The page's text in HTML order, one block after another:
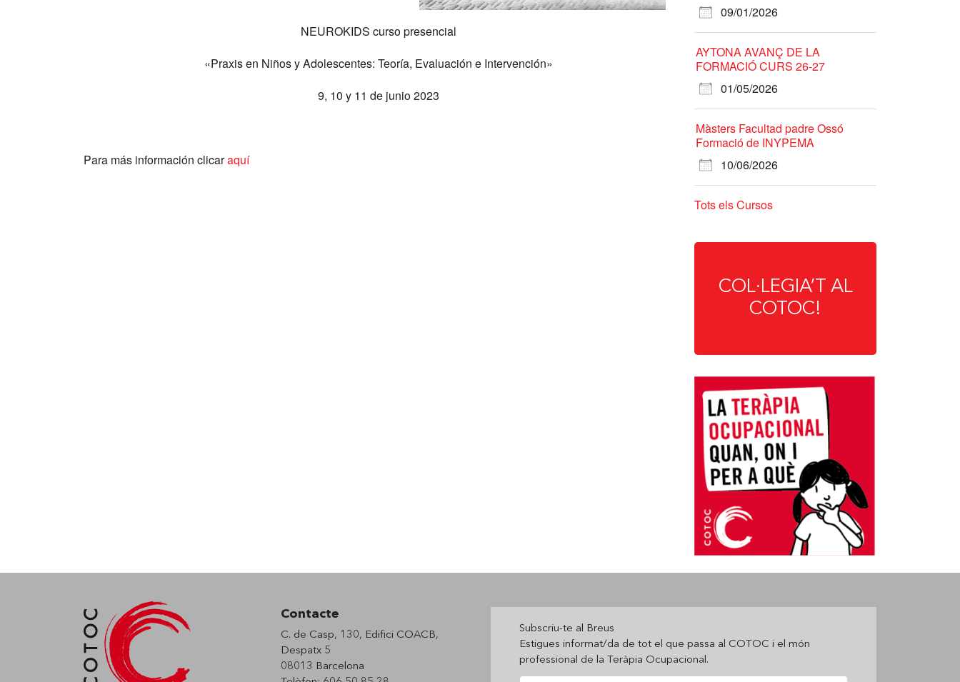
NEUROKIDS curso presencial
«Praxis en Niños y Adolescentes: Teoría, Evaluación e Intervención»
9, 10 y 11 de junio 2023
Para más información clicaraquí
09/01/2026
AYTONA AVANÇ DE LA
FORMACIÓ CURS 26-27
01/05/2026
Màsters Facultad padre Ossó
Formació de INYPEMA
10/06/2026
Tots els Cursos
COL·LEGIA’T AL
COTOC!
Contacte
C. de Casp, 130, Edifici COACB,
Despatx 5
08013 Barcelona
Subscriu-te al Breus
Estigues informat/da de tot el que passa al COTOC i el món
professional de la Teràpia Ocupacional.